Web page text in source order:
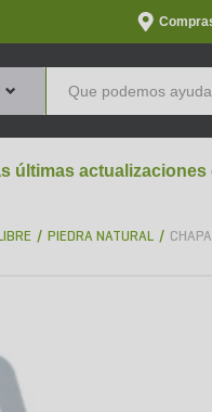
últimas
PIEDRA NATURAL